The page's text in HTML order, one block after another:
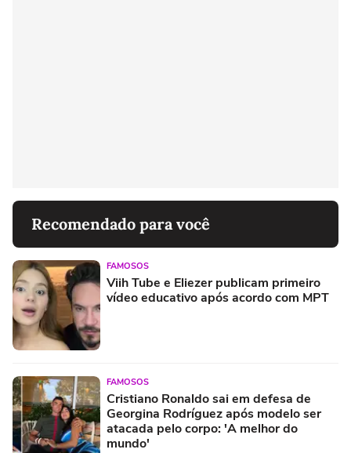
Recomendado para você
FAMOSOS
Viih Tube e Eliezer publicam primeiro
vídeo educativo após acordo com MPT
FAMOSOS
Cristiano Ronaldo sai em defesa de
Georgina Rodríguez após modelo ser
atacada pelo corpo: 'A melhor do
mundo'